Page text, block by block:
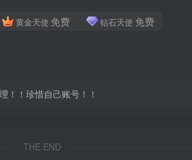
黄金天使 免费 钻石天使 免费
！！珍惜自己账号！！
THE END